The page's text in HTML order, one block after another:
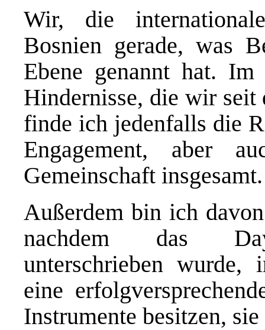
Wir, die
Bosnien gerade, was
Ebene genannt hat.
Hindernisse, die wir seit
finde ich jedenfalls die
Engagement, aber
Gemeinschaft insgesamt.
Außerdem bin ich
nachdem das
unterschrieben wurde,
eine
Instrumente besitzen,